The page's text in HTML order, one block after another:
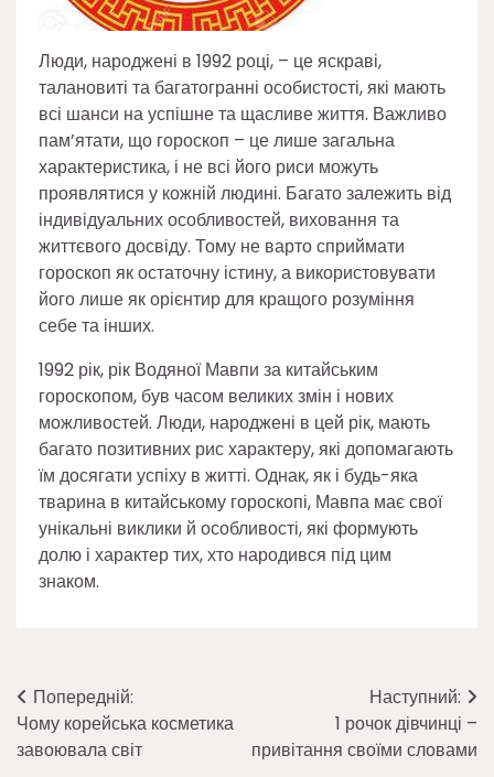
Люди, народжені в 1992 році, – це яскраві,
талановиті та багатогранні особистості, які мають
всі шанси на успішне та щасливе життя. Важливо
пам’ятати, що гороскоп – це лише загальна
характеристика, і не всі його риси можуть
проявлятися у кожній людині. Багато залежить від
індивідуальних особливостей, виховання та
життєвого досвіду. Тому не варто сприймати
гороскоп як остаточну істину, а використовувати
його лише як орієнтир для кращого розуміння
себе та інших.
1992 рік, рік Водяної Мавпи за китайським
гороскопом, був часом великих змін і нових
можливостей. Люди, народжені в цей рік, мають
багато позитивних рис характеру, які допомагають
їм досягати успіху в житті. Однак, як і будь-яка
тварина в китайському гороскопі, Мавпа має свої
унікальні виклики й особливості, які формують
долю і характер тих, хто народився під цим
знаком.
Навігація
записів
Попередній:
Чому корейська косметика
завоювала світ
Наступний:
1 рочок дівчинці –
привітання своїми словами